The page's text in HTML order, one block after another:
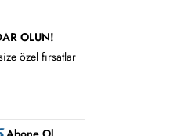
OLUN!
özel fırsatlar